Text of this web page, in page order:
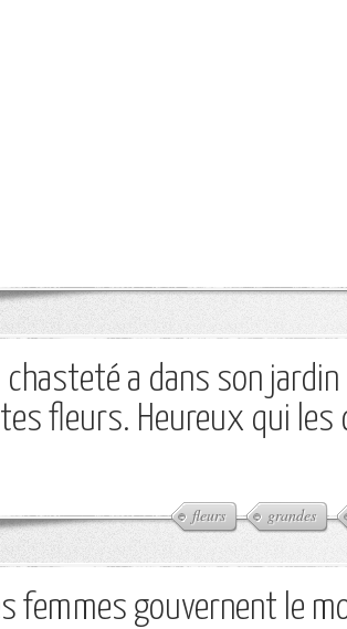
chasteté a dans son
fleurs. Heureux qui les
fleurs grandes
femmes gouvernent le